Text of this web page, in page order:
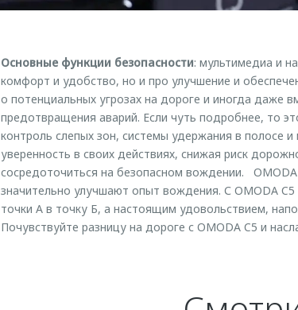
Основные функции безопасности: мультимедиа и
комфорт и удобство, но и про улучшение и
о потенциальных угрозах на дороге и иногда даже
предотвращения аварий. Если чуть подробнее, то
контроль слепых зон, системы удержания в полосе
уверенность в своих действиях, снижая риск
сосредоточиться на безопасном вождении.
значительно улучшают опыт вождения. С OMODA
точки А в точку Б, а настоящим удовольствием,
Почувствуйте разницу на дороге с OMODA C5 и